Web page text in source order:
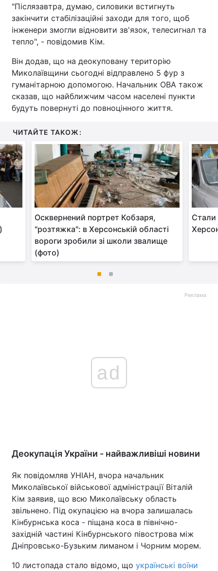
"Післязавтра, думаю, силовики встигнуть
закінчити стабілізаційні заходи для того, щоб
інженери змогли відновити зв'язок, телесигнал та
тепло", - повідомив Кім.
Він додав, що на деокуповану територію
Миколаївщини сьогодні відправлено 5 фур з
гуманітарною допомогою. Начальник ОВА також
сказав, що найближчим часом населені пункти
будуть повернуті до повноцінного життя.
ЧИТАЙТЕ ТАКОЖ:
Осквернений портрет Кобзаря,
"розтяжка": в Херсонській області
вороги зробили зі школи звалище
(фото)
Стали
Реклама
ad
Деокупація України - найважливіші новини
Як повідомляв УНІАН, вчора начальник
Миколаївської військової адміністрації Віталій
Кім заявив, що всю Миколаївську область
звільнено. Під окупацією на вчора залишалась
Кінбурнська коса - піщана коса в північно-
західній частині Кінбурнського півострова між
Дніпровсько-Бузьким лиманом і Чорним морем.
10 листопада стало відомо, що українські воїни